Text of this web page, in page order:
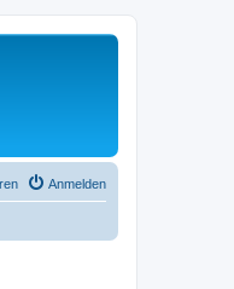
Anmelden